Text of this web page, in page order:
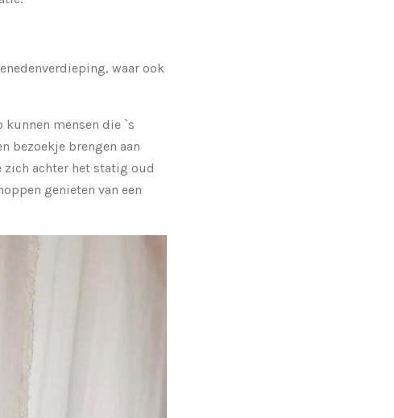
waar ook
mensen die `s
bezoekje brengen aan
achter het statig oud
genieten van een